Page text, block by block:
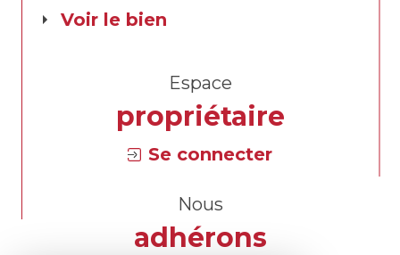
voir le bien
Espace
propriétaire
Se connecter
Nous
adhérons